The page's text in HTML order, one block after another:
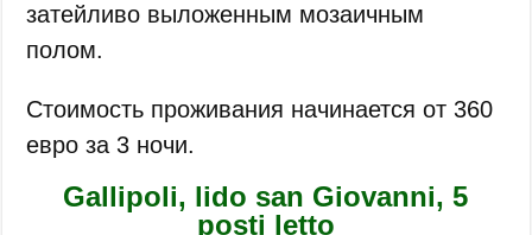
затейливо выложенным мозаичным
полом.
Стоимость проживания начинается от 360
евро за 3 ночи.
Gallipoli, lido san Giovanni, 5
posti letto